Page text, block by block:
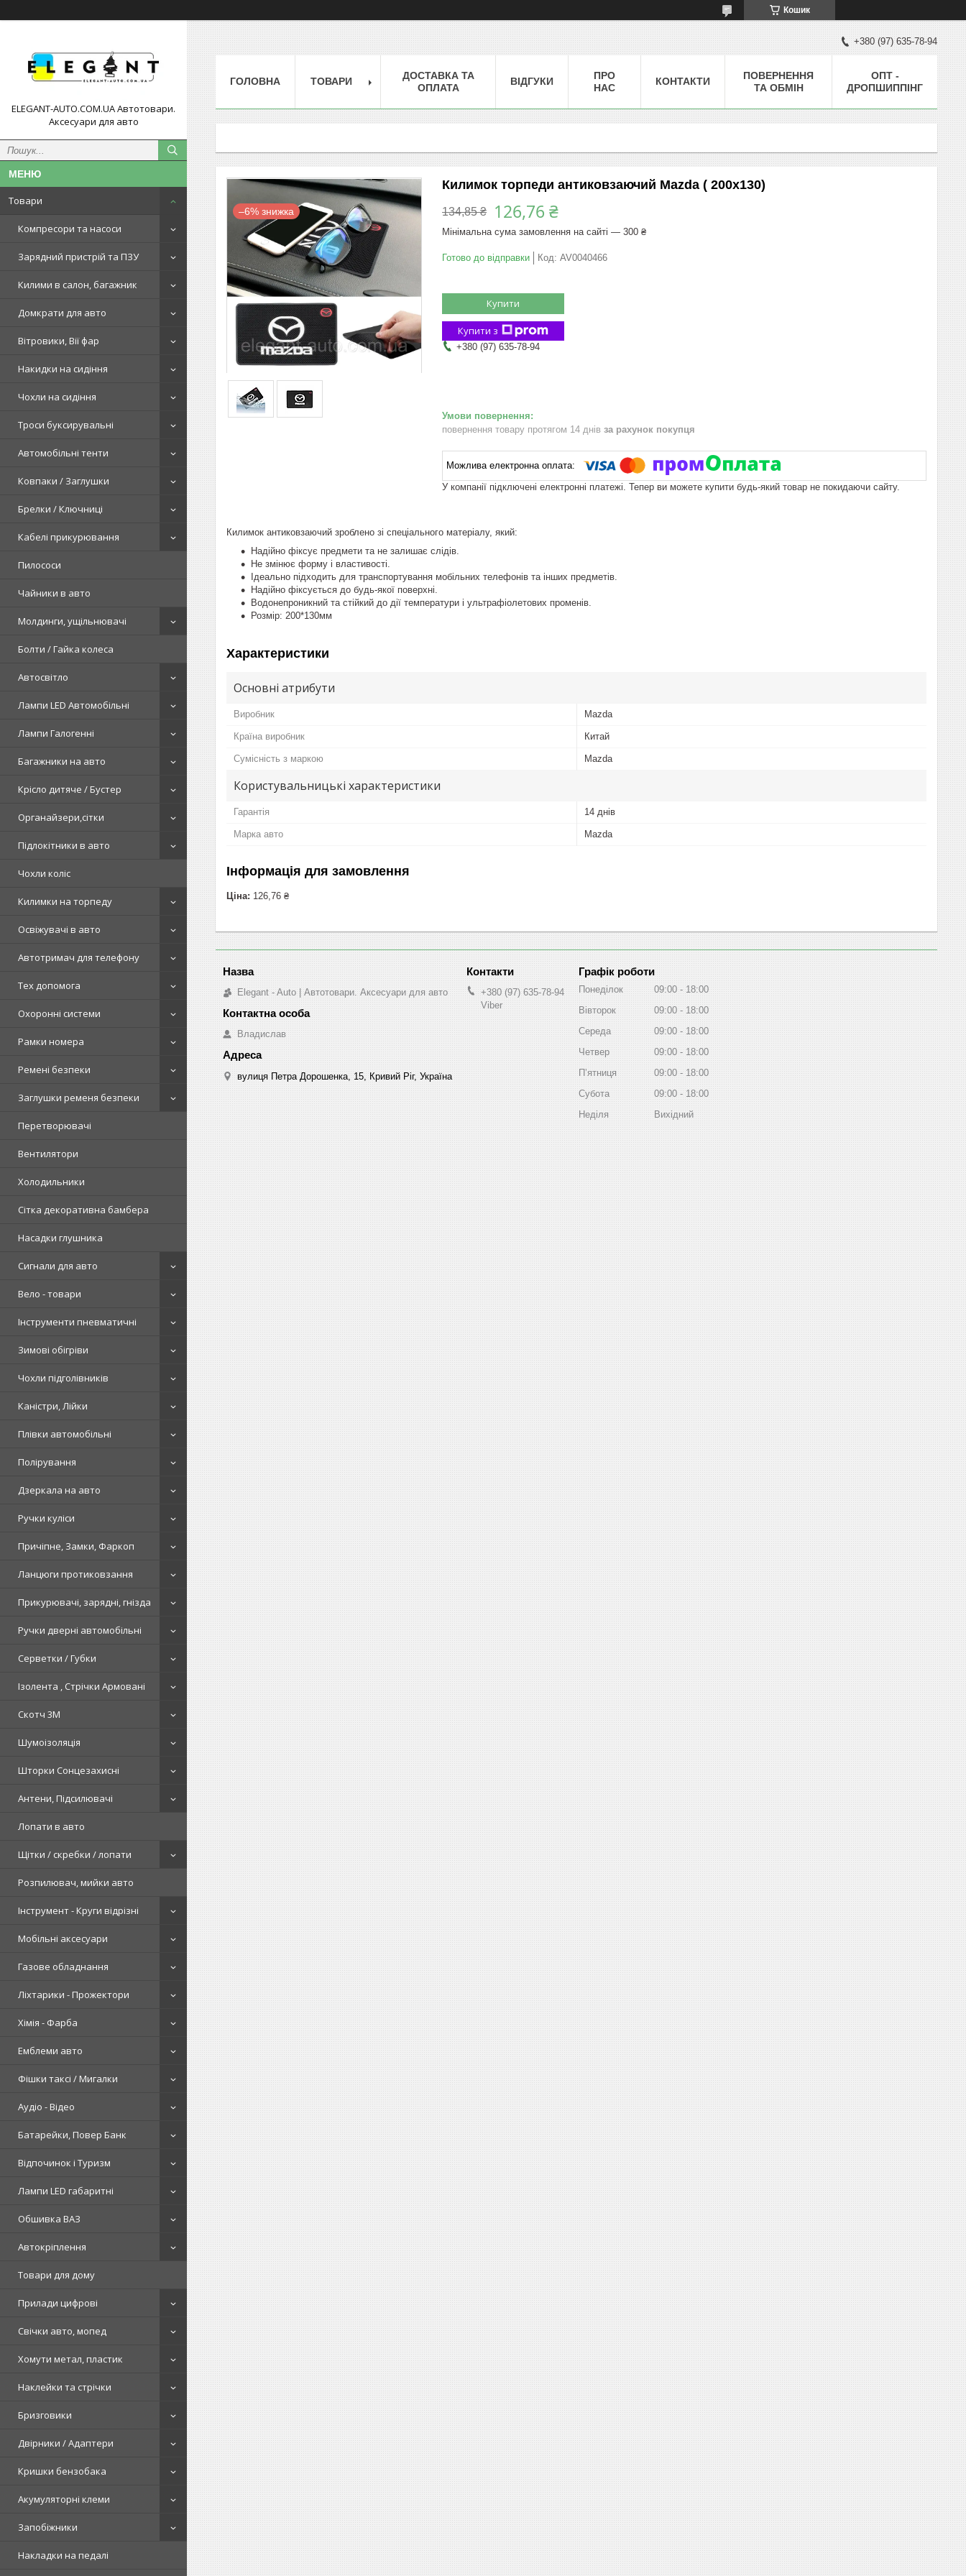
Кошик
ELEGANT-AUTO.COM.UA Автотовари.
Аксесуари для авто
Товари
Компресори та насоси
Зарядний пристрій та ПЗУ
Килими в салон, багажник
Домкрати для авто
Вітровики, Вії фар
Накидки на сидіння
Чохли на сидіння
Троси буксирувальні
Автомобільні тенти
Ковпаки / Заглушки
Брелки / Ключниці
Кабелі прикурювання
Пилососи
Чайники в авто
Молдинги, ущільнювачі
Болти / Гайка колеса
Автосвітло
Лампи LED Автомобільні
Лампи Галогенні
Багажники на авто
Крісло дитяче / Бустер
Органайзери,сітки
Підлокітники в авто
Чохли коліс
Килимки на торпеду
Освіжувачі в авто
Автотримач для телефону
Тех допомога
Охоронні системи
Рамки номера
Ремені безпеки
Заглушки ременя безпеки
Перетворювачі
Вентилятори
Холодильники
Сітка декоративна бамбера
Насадки глушника
Сигнали для авто
Вело - товари
Інструменти пневматичні
Зимові обігріви
Чохли підголівників
Каністри, Лійки
Плівки автомобільні
Полірування
Дзеркала на авто
Ручки куліси
Причіпне, Замки, Фаркоп
Ланцюги протиковзання
Прикурювачі, зарядні, гнізда
Ручки дверні автомобільні
Серветки / Губки
Ізолента , Стрічки Армовані
Скотч 3М
Шумоізоляція
Шторки Сонцезахисні
Антени, Підсилювачі
Лопати в авто
Щітки / скребки / лопати
Розпилювач, мийки авто
Інструмент - Круги відрізні
Мобільні аксесуари
Газове обладнання
Ліхтарики - Прожектори
Хімія - Фарба
Емблеми авто
Фішки таксі / Мигалки
Аудіо - Відео
Батарейки, Повер Банк
Відпочинок і Туризм
Лампи LED габаритні
Обшивка ВАЗ
Автокріплення
Товари для дому
Прилади цифрові
Свічки авто, мопед
Хомути метал, пластик
Наклейки та стрічки
Бризговики
Двірники / Адаптери
Кришки бензобака
Акумуляторні клеми
Запобіжники
Накладки на педалі
+380 (97) 635-78-94
ГОЛОВНА ТОВАРИ
ДОСТАВКА ТА
ОПЛАТА
ВІДГУКИ
ПРО
НАС
КОНТАКТИ
ПОВЕРНЕННЯ
ТА ОБМІН
ОПТ -
ДРОПШИППІНГ
–6%
Килимок торпеди антиковзаючий Mazda ( 200x130)
134,85 ₴ 126,76 ₴
Мінімальна сума замовлення на сайті — 300 ₴
Готово до відправки Код: AV0040466
Купити
Купити з
+380 (97) 635-78-94
повернення товару протягом 14 днів за рахунок покупця
У компанії підключені електронні платежі. Тепер ви можете купити будь-який товар не покидаючи сайту.
Килимок антиковзаючий зроблено зі спеціального матеріалу, який:
Надійно фіксує предмети та не залишає слідів.
Не змінює форму і властивості.
Ідеально підходить для транспортування мобільних телефонів та інших предметів.
Надійно фіксується до будь-якої поверхні.
Водонепроникний та стійкий до дії температури і ультрафіолетових променів.
Розмір: 200*130мм
Характеристики
Основні атрибути
Виробник Mazda
Країна виробник Китай
Сумісність з маркою Mazda
Користувальницькі характеристики
Гарантія 14 днів
Марка авто Mazda
Інформація для замовлення
Ціна: 126,76 ₴
Elegant - Auto | Автотовари. Аксесуари для авто
Владислав
вулиця Петра Дорошенка, 15, Кривий Ріг, Україна
+380 (97) 635-78-94
Viber
Графік роботи
Понеділок 09:00
18:00
Вівторок
09:00
18:00
Середа
09:00
18:00
Четвер
09:00
18:00
Пʼятниця
09:00
18:00
Субота
09:00
18:00
Неділя
Вихідний